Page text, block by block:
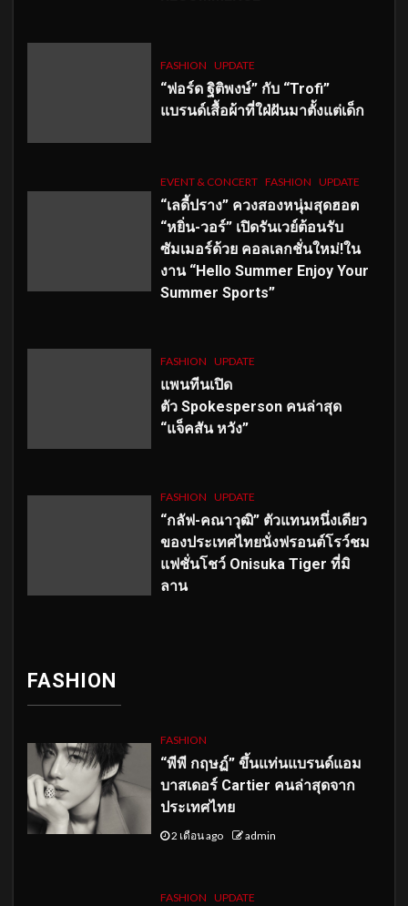
FASHION UPDATE
“ฟอร์ด ฐิติพงษ์” กับ “Trofi”
แบรนด์เสื้อผ้าที่ใฝ่ฝันมาตั้งแต่เด็ก
EVENT & CONCERT FASHION UPDATE
“เลดี้ปราง” ควงสองหนุ่มสุดฮอต
“หยิ่น-วอร์” เปิดรันเวย์ต้อนรับ
ซัมเมอร์ด้วย คอลเลกชั่นใหม่!ใน
งาน “Hello Summer Enjoy Your
Summer Sports”
FASHION UPDATE
แพนทีนเปิด
ตัว Spokesperson คนล่าสุด
“แจ็คสัน หวัง”
FASHION UPDATE
“กลัฟ-คณาวุฒิ” ตัวแทนหนึ่งเดียว
ของประเทศไทยนั่งฟรอนต์โรว์ชม
แฟชั่นโชว์ Onisuka Tiger ที่มิ
ลาน
FASHION
FASHION
“พีพี กฤษฏ์” ขึ้นแท่นแบรนด์แอม
บาสเดอร์ Cartier คนล่าสุดจาก
ประเทศไทย
2 เดือน ago admin
FASHION UPDATE